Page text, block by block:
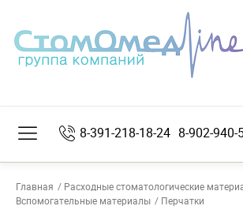
8-391-218-18-24 8-902-940-
Главная
Расходные стоматологические
Вспомогательные материалы
Перчатки